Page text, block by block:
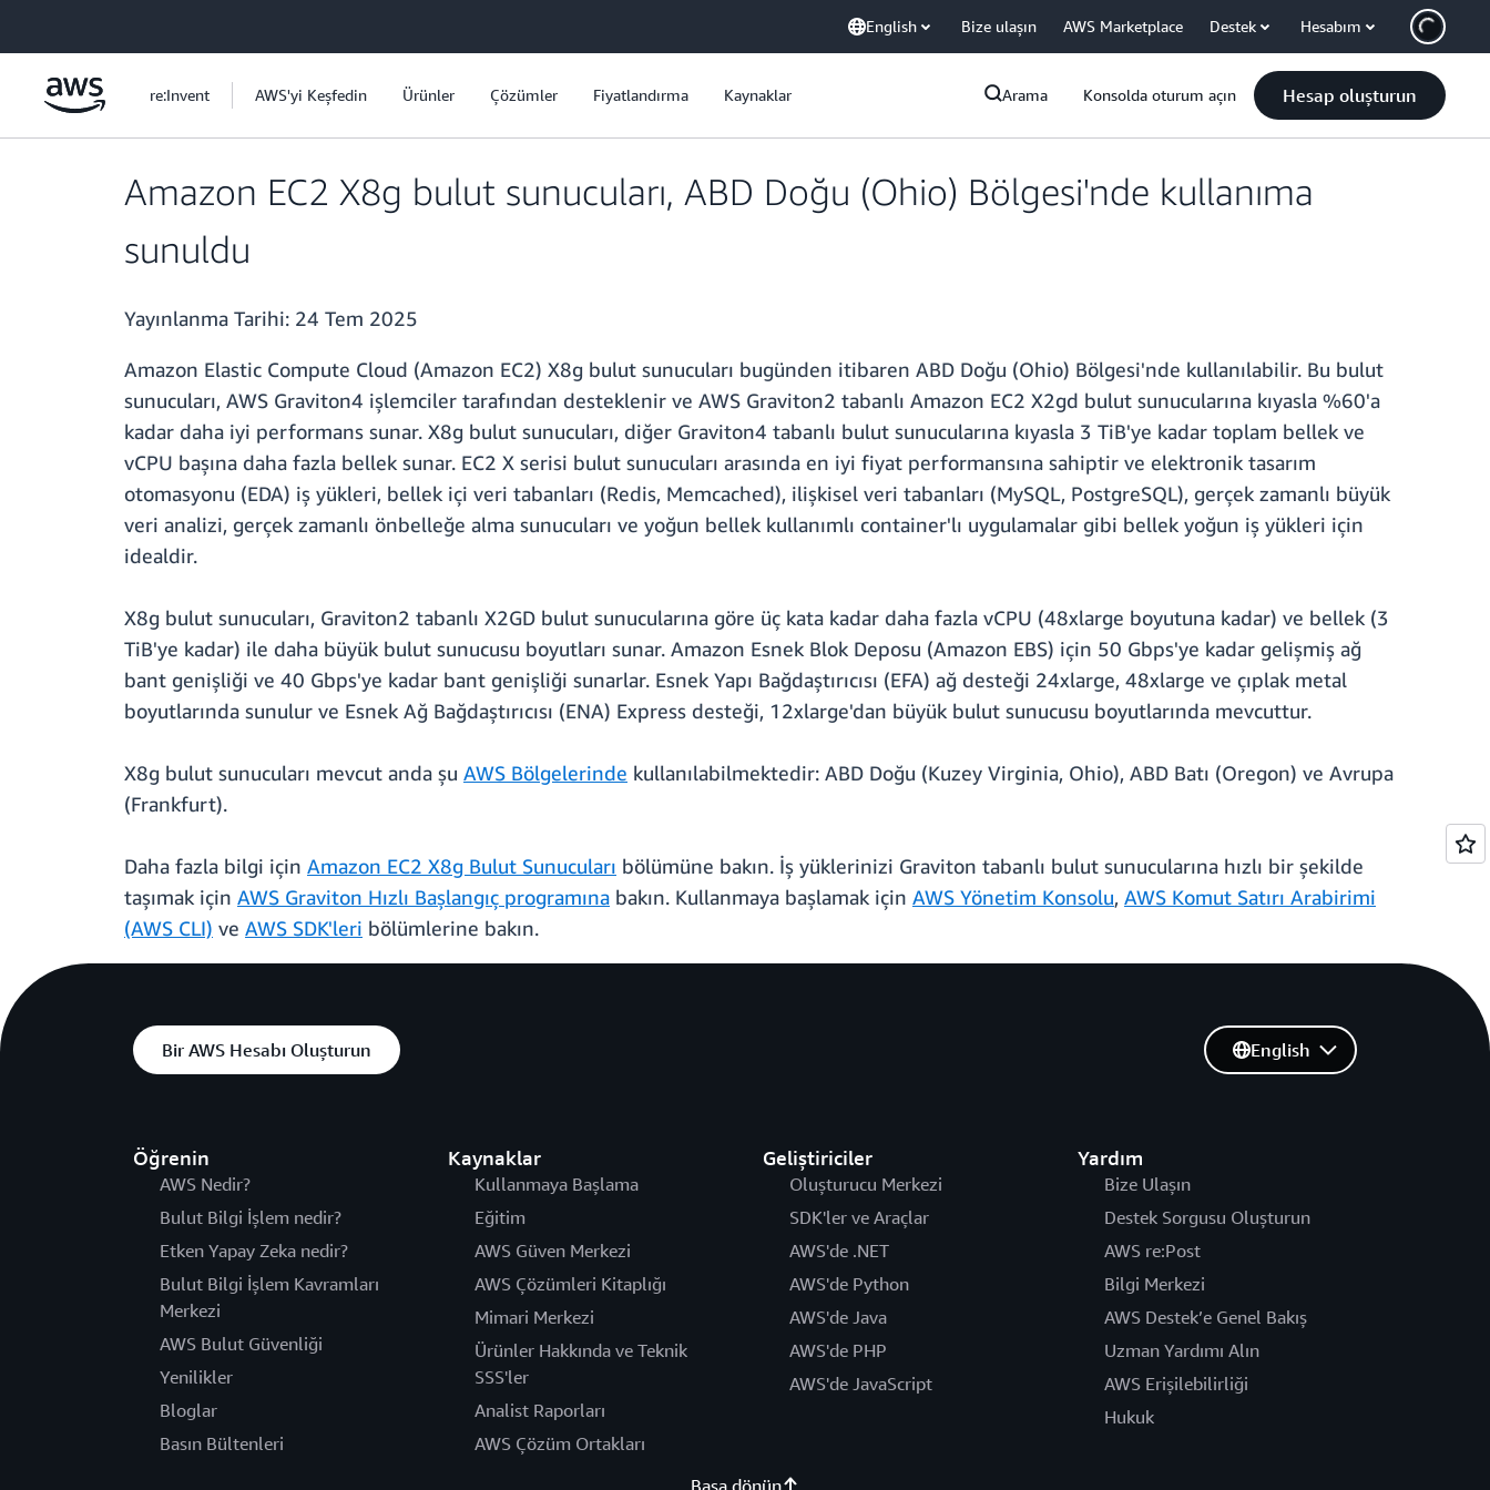
English Bize ulaşın AWS Marketplace Destek Hesabım
re:Invent AWS'yi Keşfedin Ürünler Çözümler Fiyatlandırma Kaynaklar Arama Konsolda oturum açın Hesap oluşturun
Amazon EC2 X8g bulut sunucuları, ABD Doğu (Ohio) Bölgesi'nde kullanıma
sunuldu
Yayınlanma Tarihi: 24 Tem 2025
Amazon Elastic Compute Cloud (Amazon EC2) X8g bulut sunucuları bugünden itibaren ABD Doğu (Ohio) Bölgesi'nde kullanılabilir. Bu bulut
sunucuları, AWS Graviton4 işlemciler tarafından desteklenir ve AWS Graviton2 tabanlı Amazon EC2 X2gd bulut sunucularına kıyasla %60'a
kadar daha iyi performans sunar. X8g bulut sunucuları, diğer Graviton4 tabanlı bulut sunucularına kıyasla 3 TiB'ye kadar toplam bellek ve
vCPU başına daha fazla bellek sunar. EC2 X serisi bulut sunucuları arasında en iyi fiyat performansına sahiptir ve elektronik tasarım
otomasyonu (EDA) iş yükleri, bellek içi veri tabanları (Redis, Memcached), ilişkisel veri tabanları (MySQL, PostgreSQL), gerçek zamanlı büyük
veri analizi, gerçek zamanlı önbelleğe alma sunucuları ve yoğun bellek kullanımlı container'lı uygulamalar gibi bellek yoğun iş yükleri için
idealdir.
X8g bulut sunucuları, Graviton2 tabanlı X2GD bulut sunucularına göre üç kata kadar daha fazla vCPU (48xlarge boyutuna kadar) ve bellek (3
TiB'ye kadar) ile daha büyük bulut sunucusu boyutları sunar. Amazon Esnek Blok Deposu (Amazon EBS) için 50 Gbps'ye kadar gelişmiş ağ
bant genişliği ve 40 Gbps'ye kadar bant genişliği sunarlar. Esnek Yapı Bağdaştırıcısı (EFA) ağ desteği 24xlarge, 48xlarge ve çıplak metal
boyutlarında sunulur ve Esnek Ağ Bağdaştırıcısı (ENA) Express desteği, 12xlarge'dan büyük bulut sunucusu boyutlarında mevcuttur.
X8g bulut sunucuları mevcut anda şu AWS Bölgelerinde kullanılabilmektedir: ABD Doğu (Kuzey Virginia, Ohio), ABD Batı (Oregon) ve Avrupa
(Frankfurt).
Daha fazla bilgi için Amazon EC2 X8g Bulut Sunucuları bölümüne bakın. İş yüklerinizi Graviton tabanlı bulut sunucularına hızlı bir şekilde
taşımak için AWS Graviton Hızlı Başlangıç programına bakın. Kullanmaya başlamak için AWS Yönetim Konsolu, AWS Komut Satırı Arabirimi
(AWS CLI) ve AWS SDK'leri bölümlerine bakın.
Bir AWS Hesabı Oluşturun
Öğrenin
AWS Nedir?
Bulut Bilgi İşlem nedir?
Etken Yapay Zeka nedir?
Bulut Bilgi İşlem Kavramları
Merkezi
AWS Bulut Güvenliği
Yenilikler
Bloglar
Basın Bültenleri
Kaynaklar
Kullanmaya Başlama
Eğitim
AWS Güven Merkezi
AWS Çözümleri Kitaplığı
Mimari Merkezi
Ürünler Hakkında ve Teknik
SSS'ler
Analist Raporları
AWS Çözüm Ortakları
Geliştiriciler
Oluşturucu Merkezi
SDK'ler ve Araçlar
AWS'de .NET
AWS'de Python
AWS'de Java
AWS'de PHP
AWS'de JavaScript
Yardım
Bize Ulaşın
Destek Sorgusu Oluşturun
AWS re:Post
Bilgi Merkezi
AWS Destek’e Genel Bakış
Uzman Yardımı Alın
AWS Erişilebilirliği
Hukuk
English